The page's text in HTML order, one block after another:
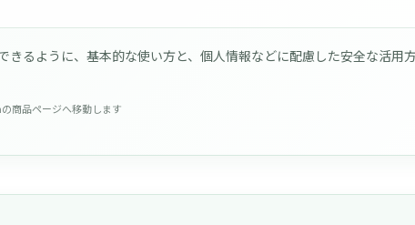
るように、基本的な使い方と、個人情報などに配慮した安全な活用
商品ページへ移動します